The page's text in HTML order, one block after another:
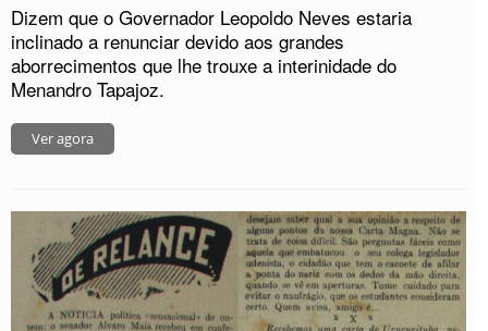
Dizem que o Governador Leopoldo Neves estaria
inclinado a renunciar devido aos grandes
aborrecimentos que lhe trouxe a interinidade do
Menandro Tapajoz.
Ver agora